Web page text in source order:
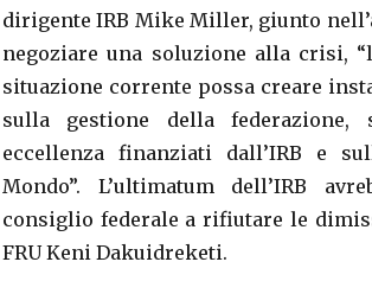
dirigente IRB Mike Miller, giunto
negoziare una soluzione alla crisi,
situazione corrente possa creare
sulla gestione della
eccellenza finanziati dall’IRB e
Mondo”. L’ultimatum dell’IRB
consiglio federale a rifiutare le
FRU Keni Dakuidreketi.